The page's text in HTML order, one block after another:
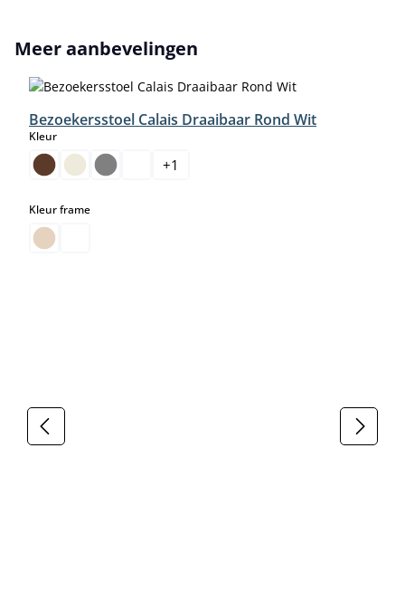
Productgalerij overslaan
Meer aanbevelingen
Bezoekersstoel Calais Draaibaar Rond Wit
Kleurselect
+1
Kleur frameselect